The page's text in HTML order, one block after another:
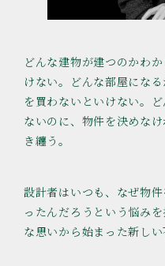
どんな建物が建つのかわ
けない。どんな部屋にな
を買わないといけない。
ないのに、物件を決めな
き纏う。
設計者はいつも、なぜ物
ったんだろうという悩み
な思いから始まった新しい